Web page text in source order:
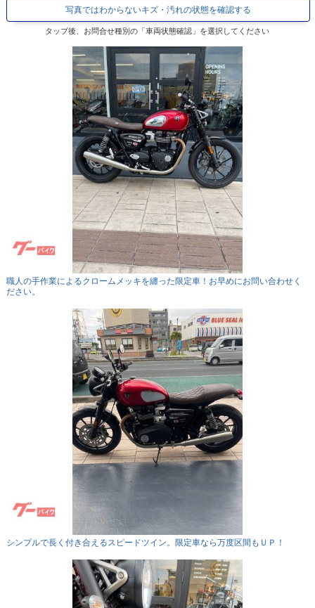
写真ではわからないキズ・汚れの状態を確認する
タップ後、お問合せ種別の「車両状態確認」を選択してください
職人の手作業によるクロームメッキを纏った限定車！お早めにお問い合わせく
ださい。
シンプルで長く付き合えるスピードツイン。限定車なら万度区間もＵＰ！